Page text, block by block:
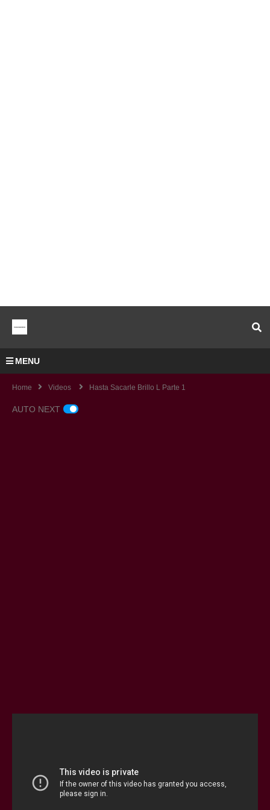
MENU
Home Videos Hasta Sacarle Brillo L Parte 1
AUTO NEXT